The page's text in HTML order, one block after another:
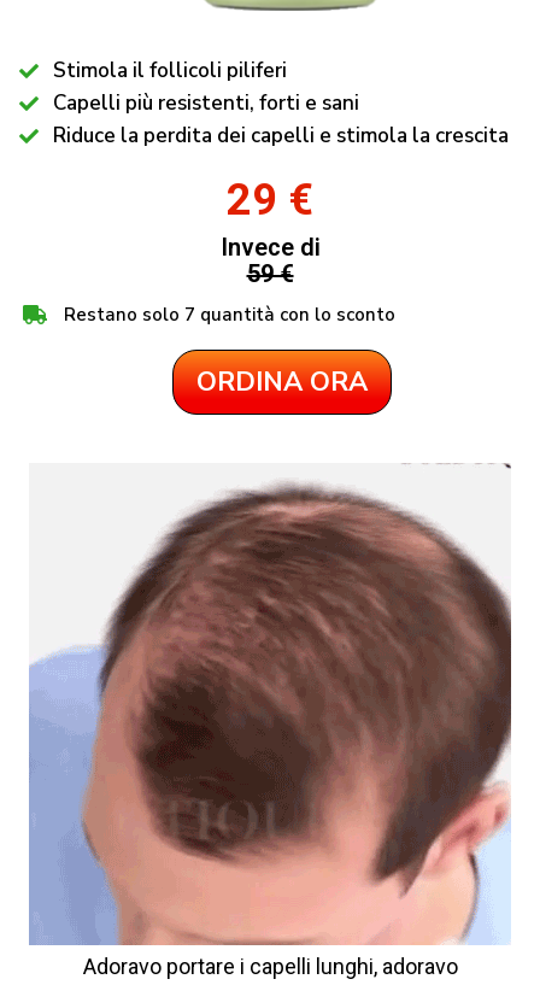
Stimola il follicoli piliferi
Capelli più resistenti, forti e sani
Riduce la perdita dei capelli e stimola la crescita
29 €
Invece di
59 €
Restano solo 7 quantità con lo sconto
ORDINA ORA
Adoravo portare i capelli lunghi, adoravo